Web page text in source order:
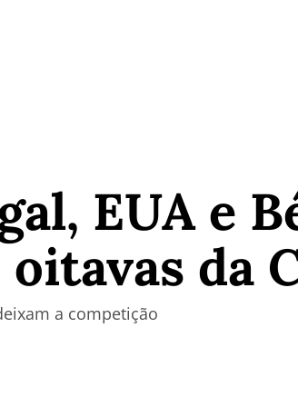
EUA e
da
a competição